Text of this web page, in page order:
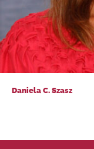
Daniela C. Szasz